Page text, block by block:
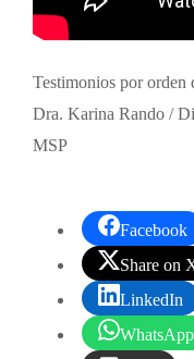
Testimonios por orden
Dra. Karina Rando /
MSP
Facebook
Share on
LinkedIn
WhatsApp